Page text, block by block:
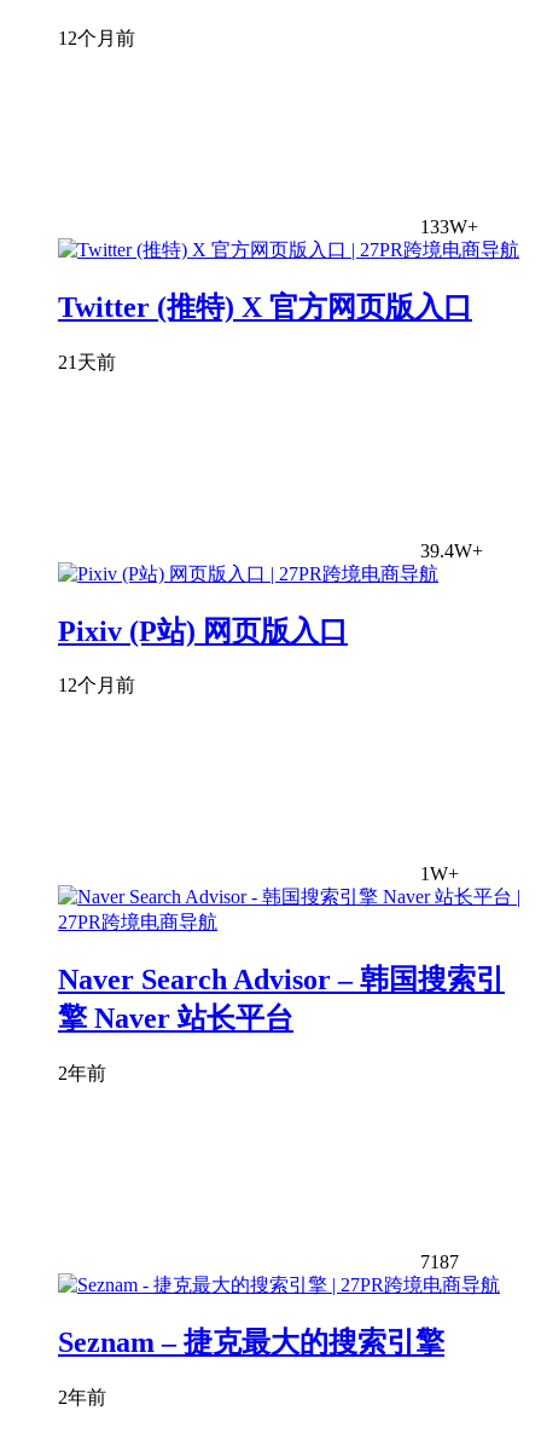
12个月前
133W+
Twitter (推特) X 官方网页版入口
21天前
39.4W+
Pixiv (P站) 网页版入口
12个月前
1W+
Naver Search Advisor – 韩国搜索引
擎 Naver 站长平台
2年前
7187
Seznam – 捷克最大的搜索引擎
2年前